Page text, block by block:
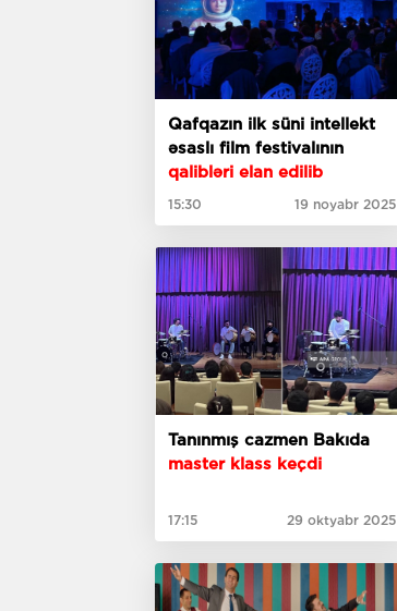
Qafqazın ilk süni intellekt
əsaslı film festivalının
qalibləri elan edilib
15:30 19 noyabr 2025
Tanınmış cazmen Bakıda
master klass keçdi
17:15 29 oktyabr 2025